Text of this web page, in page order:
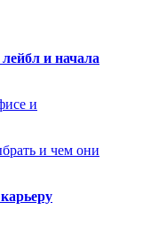
и начала
и
и чем они